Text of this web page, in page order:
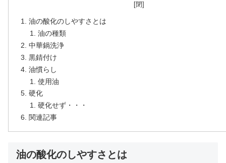
油の酸化のしやすさとは
油の種類
中華鍋洗浄
黒錆付け
油慣らし
使用油
硬化
硬化せず・・・
関連記事
油の酸化のしやすさとは